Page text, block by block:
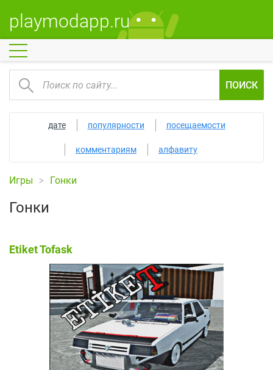
playmodapp.ru
ПОИСК
дате популярности посещаемости
комментариям алфавиту
Игры Гонки
Гонки
Etiket Tofask